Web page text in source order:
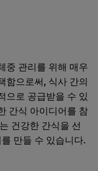
중 관리를 위해 매우
함으로써, 식사 간의
으로 공급받을 수 있
간식 아이디어를 참
건강한 간식을 선
만들 수 있습니다.